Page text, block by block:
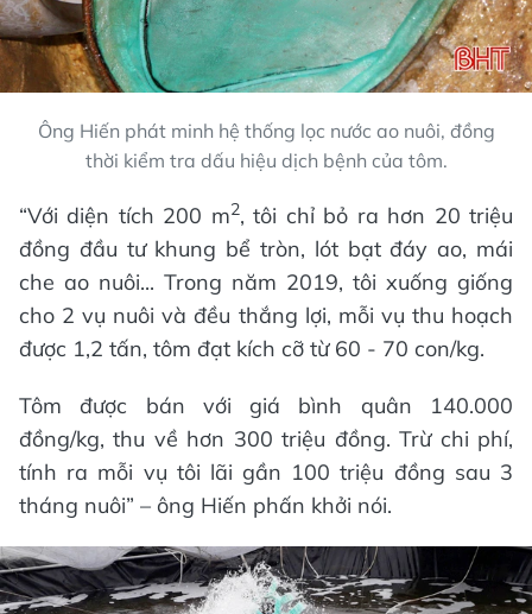
Ông Hiến phát minh hệ thống lọc nước ao nuôi, đồng
thời kiểm tra dấu hiệu dịch bệnh của tôm.
“Với diện tích 200 m2, tôi chỉ bỏ ra hơn 20 triệu
đồng đầu tư khung bể tròn, lót bạt đáy ao, mái
che ao nuôi... Trong năm 2019, tôi xuống giống
cho 2 vụ nuôi và đều thắng lợi, mỗi vụ thu hoạch
được 1,2 tấn, tôm đạt kích cỡ từ 60 - 70 con/kg.
Tôm được bán với giá bình quân 140.000
đồng/kg, thu về hơn 300 triệu đồng. Trừ chi phí,
tính ra mỗi vụ tôi lãi gần 100 triệu đồng sau 3
tháng nuôi” – ông Hiến phấn khởi nói.